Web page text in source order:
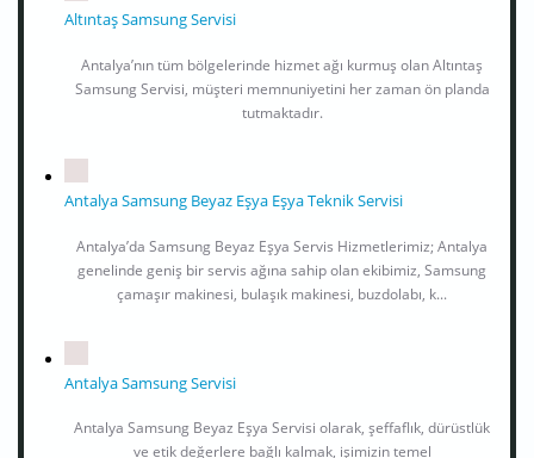
Altıntaş Samsung Servisi
Antalya’nın tüm bölgelerinde hizmet ağı kurmuş olan Altıntaş
Samsung Servisi, müşteri memnuniyetini her zaman ön planda
tutmaktadır.
Antalya Samsung Beyaz Eşya Eşya Teknik Servisi
Antalya’da Samsung Beyaz Eşya Servis Hizmetlerimiz; Antalya
genelinde geniş bir servis ağına sahip olan ekibimiz, Samsung
çamaşır makinesi, bulaşık makinesi, buzdolabı, k...
Antalya Samsung Servisi
Antalya Samsung Beyaz Eşya Servisi olarak, şeffaflık, dürüstlük
ve etik değerlere bağlı kalmak, işimizin temel